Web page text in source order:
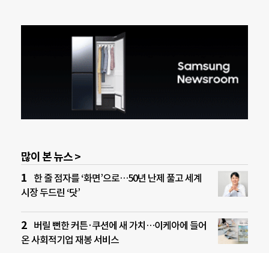
많이 본 뉴스 >
한 줄 점자를 ‘화면’으로…50년 난제 풀고 세계
시장 두드린 ‘닷’
버릴 뻔한 커튼·쿠션에 새 가치…이케아에 들어
온 사회적기업 재봉 서비스